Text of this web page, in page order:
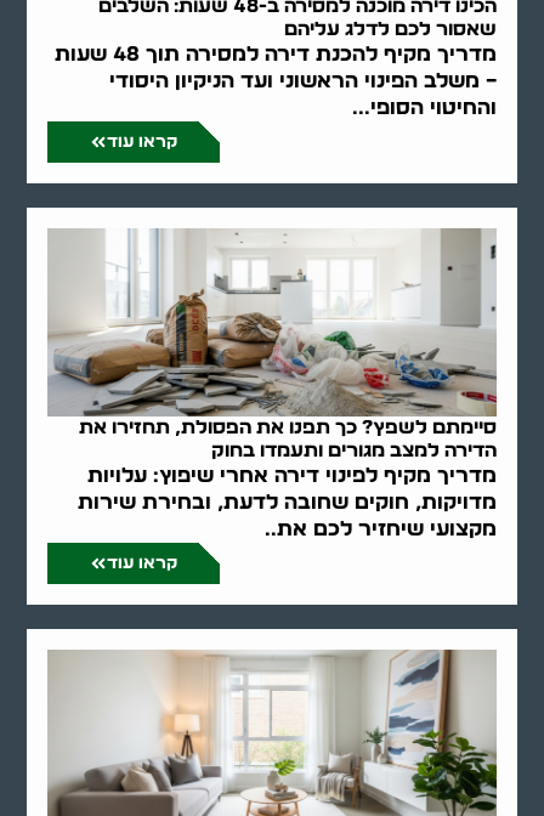
הכינו דירה מוכנה למסירה ב-48 שעות: השלבים
שאסור לכם לדלג עליהם
מדריך מקיף להכנת דירה למסירה תוך 48 שעות
– משלב הפינוי הראשוני ועד הניקיון היסודי
והחיטוי הסופי...
קראו עוד
סיימתם לשפץ? כך תפנו את הפסולת, תחזירו את
הדירה למצב מגורים ותעמדו בחוק
מדריך מקיף לפינוי דירה אחרי שיפוץ: עלויות
מדויקות, חוקים שחובה לדעת, ובחירת שירות
מקצועי שיחזיר לכם את..
קראו עוד